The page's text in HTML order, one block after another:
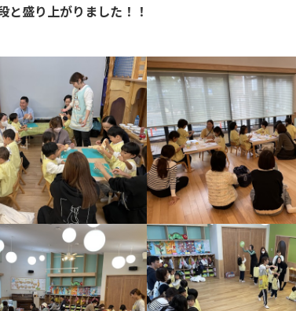
盛り上がりました！！